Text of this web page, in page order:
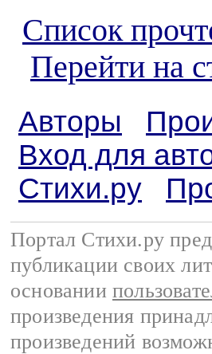
Список
Перейти на
Авторы
Вход для
Стихи.ру
Портал Стихи.ру
публикации своих
основании
произведения
произведений